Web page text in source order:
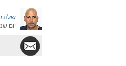
יום שני, 22 באוגוסט 2016,